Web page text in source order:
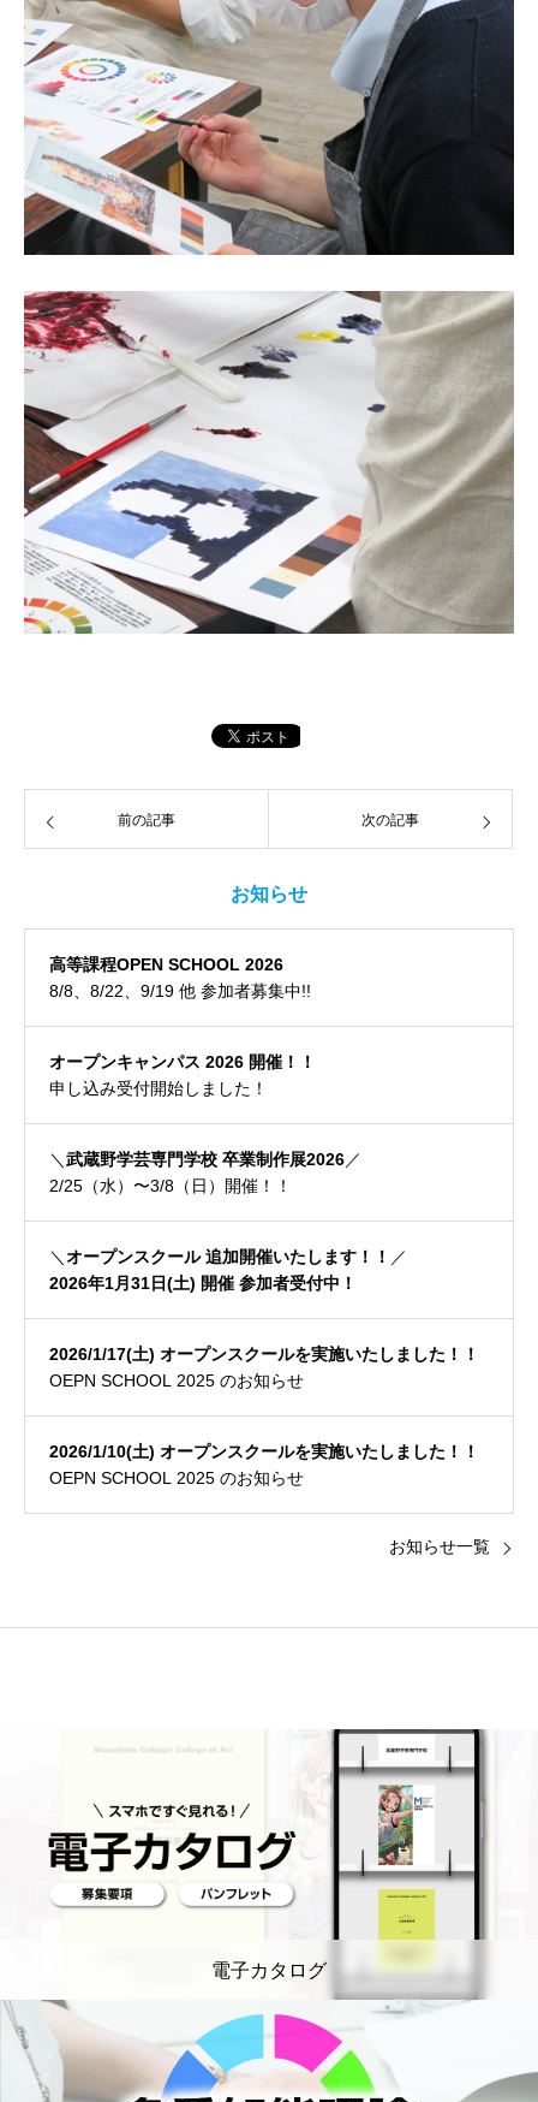
前の記事 次の記事
お知らせ
高等課程OPEN SCHOOL 2026
8/8、8/22、9/19 他 参加者募集中!!
オープンキャンパス 2026 開催！！
申し込み受付開始しました！
＼武蔵野学芸専門学校 卒業制作展2026／
2/25（水）〜3/8（日）開催！！
＼オープンスクール 追加開催いたします！！ ／
2026年1月31日(土) 開催 参加者受付中！
2026/1/17(土) オープンスクールを実施いたしました！！
OEPN SCHOOL 2025 のお知らせ
2026/1/10(土) オープンスクールを実施いたしました！！
OEPN SCHOOL 2025 のお知らせ
お知らせ一覧
電子カタログ